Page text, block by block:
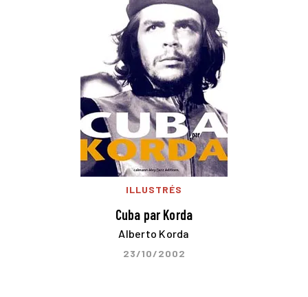
ILLUSTRÉS
Cuba par Korda
Alberto Korda
23/10/2002